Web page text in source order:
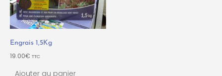
Engrais 1,5Kg
19.00€ TTC
Ajouter au panier